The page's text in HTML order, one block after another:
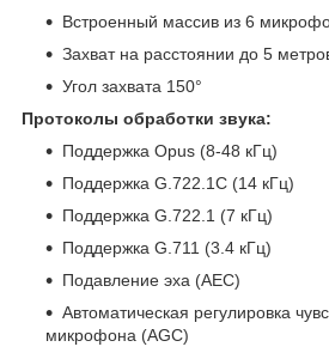
Встроенный массив из 6
Захват на расстоянии до 5
Угол захвата 150°
Протоколы обработки звука:
Поддержка Opus (8-48 кГц)
Поддержка G.722.1C (14 кГц)
Поддержка G.722.1 (7 кГц)
Поддержка G.711 (3.4 кГц)
Подавление эха (AEC)
Автоматическая регулировка
микрофона (AGC)